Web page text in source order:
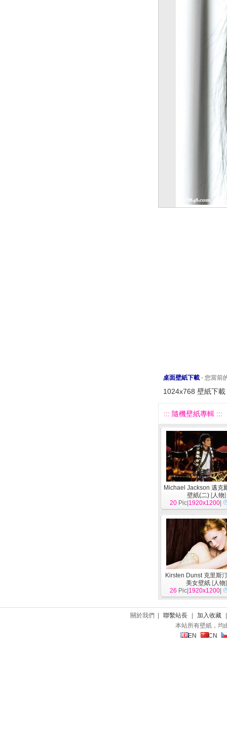
桌面壁紙下載 - 您當前
1024x768 壁紙下載
::: 隨機壁紙專輯 :::
Michael Jackson 邁克
壁紙(二) [人物]
20 Pic| 1920x1200
Kirsten Dunst 克里斯
美女壁紙 [人物]
26 Pic| 1920x1200
關於我們 | 聯繫站長 加入收藏
本站所有壁紙，均
EN
CN